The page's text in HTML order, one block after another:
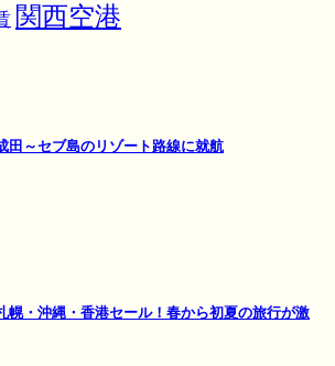
関西空港
田～セブ島のリゾート路線に就航
幌・沖縄・香港セール！春から初夏の旅行が激